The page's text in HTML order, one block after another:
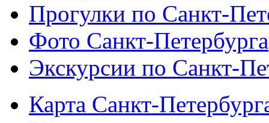
Прогулки по Санкт-
Фото Санкт-Петербурга
Экскурсии по Санкт-
Карта Санкт-